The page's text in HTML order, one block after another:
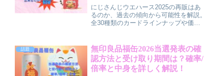
にじさんじウエハース2025の再販はあ
るのか、過去の傾向から可能性を解説。
全30種類のカードラインナップや価格
頭予約状況や購入のコツもまとめまし
た。入荷情報をチェックして確実にゲッ
トしましょう！
話題
無印良品福缶2026当選発表の確
認方法と受け取り期間は？確率/
倍率と中身を詳しく解説！